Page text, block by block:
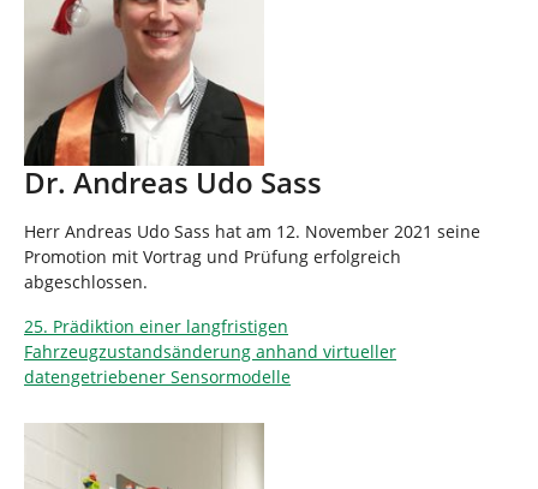
Dr. Andreas Udo Sass
Herr Andreas Udo Sass hat am 12. November 2021 seine
Promotion mit Vortrag und Prüfung erfolgreich
abgeschlossen.
25. Prädiktion einer langfristigen
Fahrzeugzustandsänderung anhand virtueller
datengetriebener Sensormodelle